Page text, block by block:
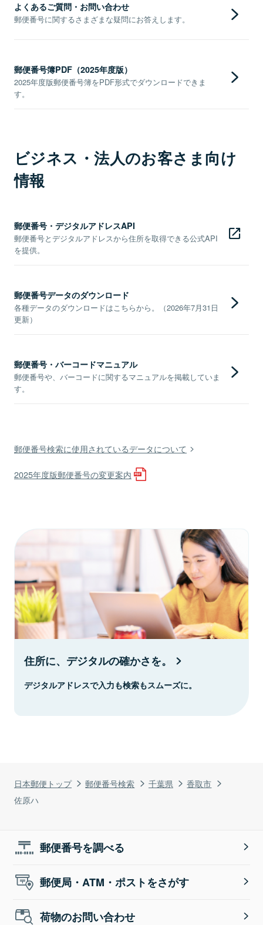
日本郵便トップ 郵便番号検索 千葉県
香取市
佐原ハ
よくあるご質問・お問い合わせ
郵便番号に関するさまざまな疑問にお答えします。
郵便番号簿PDF（2025年度版）
2025年度版郵便番号簿をPDF形式でダウンロードできま
す。
ビジネス・法人のお客さま向け
情報
郵便番号・デジタルアドレスAPI
郵便番号とデジタルアドレスから住所を取得できる公式API
を提供。
郵便番号データのダウンロード
各種データのダウンロードはこちらから。（2026年7月31日
更新）
郵便番号・バーコードマニュアル
郵便番号や、バーコードに関するマニュアルを掲載していま
す。
郵便番号検索に使用されているデータについて
2025年度版郵便番号の変更案内
住所に、デジタルの確かさを。
デジタルアドレスで入力も検索もスムーズに。
郵便番号を調べる
郵便局・ATM・ポストをさがす
荷物のお問い合わせ